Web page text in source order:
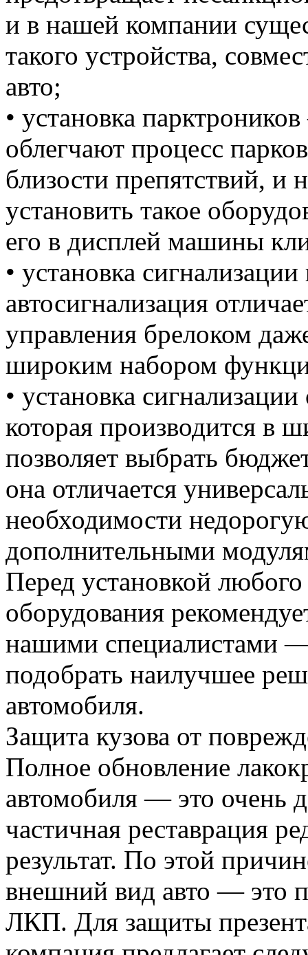
и в нашей компании
такого устройства,
авто;
• установка
облегчают процесс
близости препятствий, и
установить такое
его в дисплей машины
• установка
автосигнализация
управления брелоком
широким набором
• установка
которая производится в
позволяет выбрать
она отличается
необходимости
дополнительными
Перед установкой
оборудования
нашими специалистами
подобрать наилучшее
автомобиля.
Защита кузова от
Полное обновление
автомобиля — это очень
частичная реставрация
результат. По этой
внешний вид авто — это
ЛКП. Для защиты